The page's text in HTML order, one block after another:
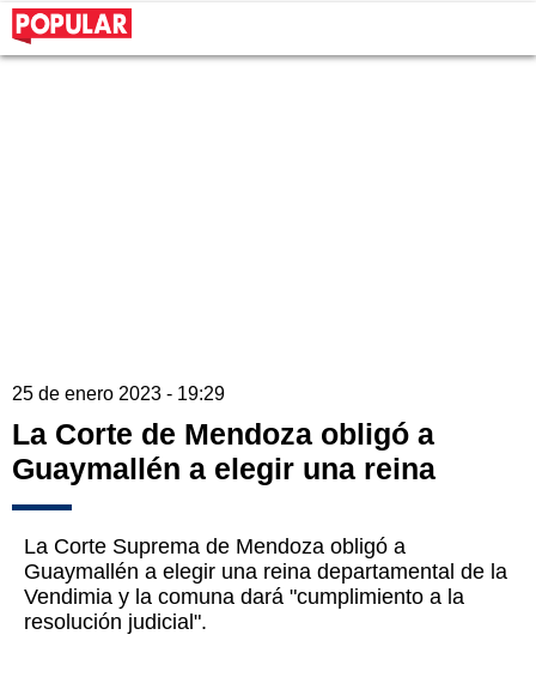
25 de enero 2023 - 19:29
La Corte de Mendoza obligó a
Guaymallén a elegir una reina
La Corte Suprema de Mendoza obligó a
Guaymallén a elegir una reina departamental de la
Vendimia y la comuna dará "cumplimiento a la
resolución judicial".